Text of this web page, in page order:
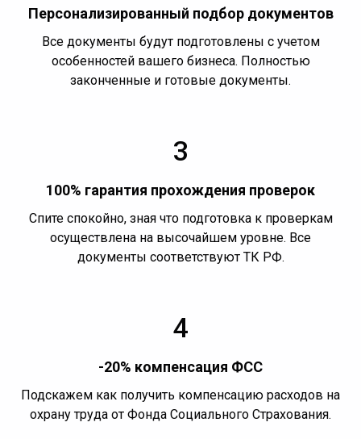
Персонализированный подбор документов
Все документы будут подготовлены с учетом
особенностей вашего бизнеса. Полностью
законченные и готовые документы.
3
100% гарантия прохождения проверок
Спите спокойно, зная что подготовка к проверкам
осуществлена на высочайшем уровне. Все
документы соответствуют ТК РФ.
4
-20% компенсация ФСС
Подскажем как получить компенсацию расходов на
охрану труда от Фонда Социального Страхования.